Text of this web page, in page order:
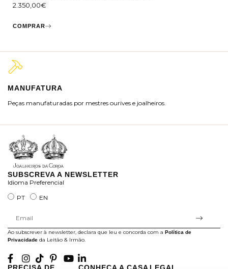
2.350,00€
COMPRAR
MANUFATURA
Peças manufaturadas por mestres ourives e joalheiros.
SUBSCREVA A NEWSLETTER
Idioma Preferencial
PT
EN
Ao subscrever à newsletter, declara que leu e concorda com a Política de
Privacidade da Leitão & Irmão.